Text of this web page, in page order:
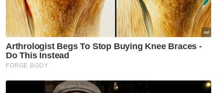
Akibat kenyataan tersebut, Khairy
mendakwa, ia mendedahkannya kepada
gangguan, permusuhan dan penghinaan
awam.
Plaintif juga berkata, kata-kata fitnah itu